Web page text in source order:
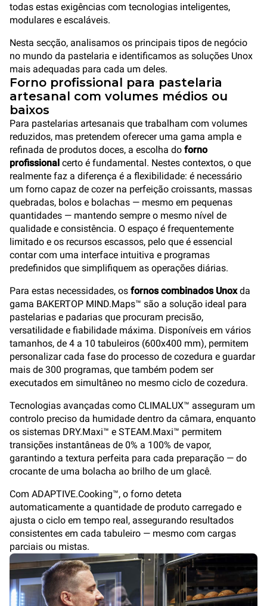
todas estas exigências com tecnologias inteligentes,
modulares e escaláveis.
Nesta secção, analisamos os principais tipos de negócio
no mundo da pastelaria e identificamos as soluções Unox
mais adequadas para cada um deles.
Forno profissional para pastelaria
artesanal com volumes médios ou
baixos
Para pastelarias artesanais que trabalham com volumes
reduzidos, mas pretendem oferecer uma gama ampla e
refinada de produtos doces, a escolha do forno
profissional certo é fundamental. Nestes contextos, o que
realmente faz a diferença é a flexibilidade: é necessário
um forno capaz de cozer na perfeição croissants, massas
quebradas, bolos e bolachas — mesmo em pequenas
quantidades — mantendo sempre o mesmo nível de
qualidade e consistência. O espaço é frequentemente
limitado e os recursos escassos, pelo que é essencial
contar com uma interface intuitiva e programas
predefinidos que simplifiquem as operações diárias.
Para estas necessidades, os fornos combinados Unoxda
gama BAKERTOP MIND.Maps™ são a solução ideal para
pastelarias e padarias que procuram precisão,
versatilidade e fiabilidade máxima. Disponíveis em vários
tamanhos, de 4 a 10 tabuleiros (600x400 mm), permitem
personalizar cada fase do processo de cozedura e guardar
mais de 300 programas, que também podem ser
executados em simultâneo no mesmo ciclo de cozedura.
Tecnologias avançadas como CLIMALUX™ asseguram um
controlo preciso da humidade dentro da câmara, enquanto
os sistemas DRY.Maxi™ e STEAM.Maxi™ permitem
transições instantâneas de 0% a 100% de vapor,
garantindo a textura perfeita para cada preparação — do
crocante de uma bolacha ao brilho de um glacê.
Com ADAPTIVE.Cooking™, o forno deteta
automaticamente a quantidade de produto carregado e
ajusta o ciclo em tempo real, assegurando resultados
consistentes em cada tabuleiro — mesmo com cargas
parciais ou mistas.